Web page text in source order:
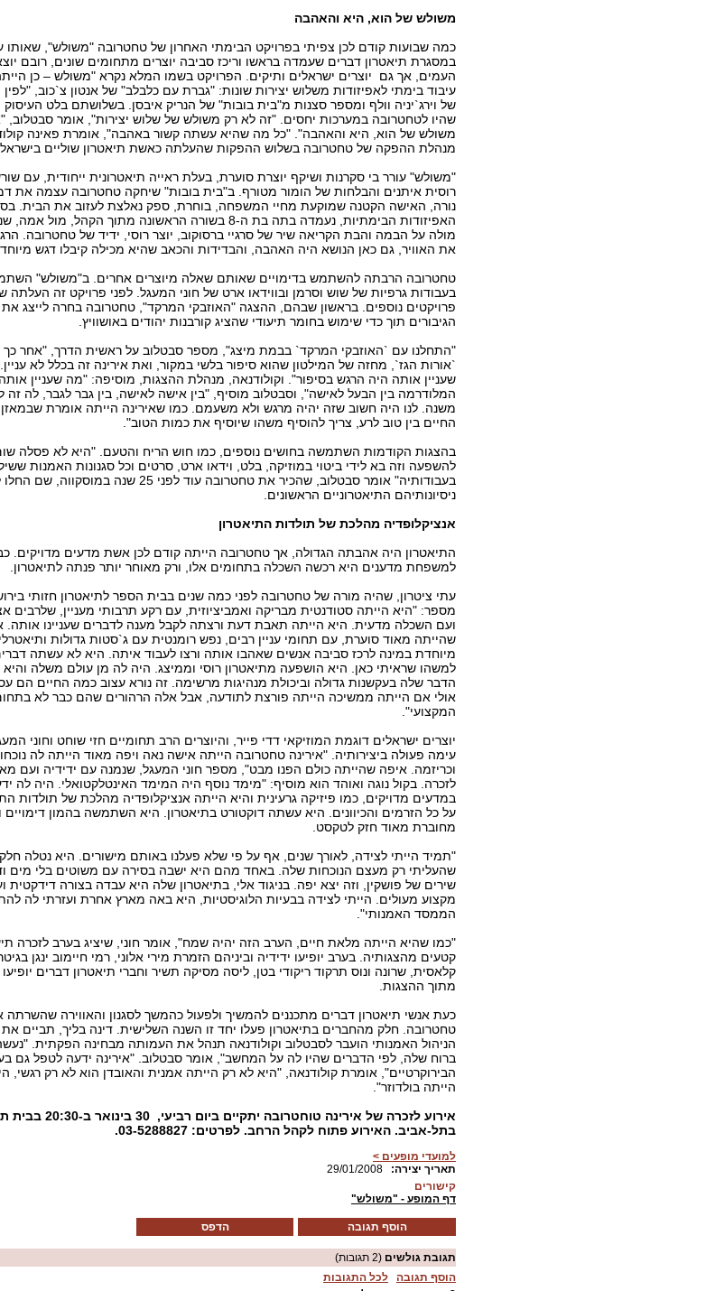
משולש של הוא, היא והאהבה
כמה שבועות קודם לכן צפיתי בפרויקט הבימתי האחרון של טחטרובה "משולש",
במסגרת תיאטרון דברים שעמדה בראשו וריכז סביבה יוצרים מתחומים שונים, רובם
העמים, אך גם יוצרים ישראלים ותיקים. הפרויקט בשמו המלא נקרא "משולש – כן
עיבוד בימתי לאפיזודות משלוש יצירות שונות: "גברת עם כלבלב" של אנטון צ`כוב, "לפין
של וירג`יניה וולף ומספר סצנות מ"בית בובות" של הנריק איבסן. בשלושתם בלט העיסוק
שהיו לטחטרובה במערכות יחסים. "זה לא רק משולש של שלוש יצירות", אומר סבטלוב,
משולש של הוא, היא והאהבה". "כל מה שהיא עשתה קשור באהבה", אומרת פאינה
מנהלת ההפקה של טחטרובה בשלוש ההפקות שהעלתה כאשת תיאטרון שוליים בישראל.
"משולש" עורר בי סקרנות ושיקף יוצרת סוערת, בעלת ראייה תיאטרונית ייחודית, עם
רוסית איתנים והבלחות של הומור מטורף. ב"בית בובות" שיחקה טחטרובה עצמה את
נורה, האישה הקטנה שמוקעת מחיי המשפחה, בוחרת, ספק נאלצת לעזוב את הבית.
האפיזודות הבימתיות, נעמדה בתה בת ה-8 בשורה הראשונה מתוך הקהל, מול
מולה על הבמה והבת הקריאה שיר של סרגיי ברסוקוב, יוצר רוסי, ידיד של טחטרובה.
את האוויר, גם כאן הנושא היה האהבה, והבדידות והכאב שהיא מכילה קיבלו דגש מיוחד.
טחטרובה הרבתה להשתמש בדימויים שאותם שאלה מיוצרים אחרים. ב"משולש"
בעבודות גרפיות של שוש וסרמן ובווידאו ארט של חוני המעגל. לפני פרויקט זה העלתה
פרויקטים נוספים. בראשון שבהם, ההצגה "האוזבקי המרקד", טחטרובה בחרה לייצג
הגיבורים תוך כדי שימוש בחומר תיעודי שהציג קורבנות יהודים באושוויץ.
"התחלנו עם `האוזבקי המרקד` בבמת מיצג", מספר סבטלוב על ראשית הדרך, "אחר כך
`אורות הגז`, מחזה של המילטון שהוא סיפור בלשי במקור, ואת אירינה זה בכלל לא
שעניין אותה היה הרגש בסיפור". וקולודנאה, מנהלת ההצגות, מוסיפה: "מה שעניין
המלודרמה בין הבעל לאישה", וסבטלוב מוסיף, "בין אישה לאישה, בין גבר לגבר, לה זה
משנה. לנו היה חשוב שזה יהיה מרגש ולא משעמם. כמו שאירינה הייתה אומרת
החיים בין טוב לרע, צריך להוסיף משהו שיוסיף את כמות הטוב".
בהצגות הקודמות השתמשה בחושים נוספים, כמו חוש הריח והטעם. "היא לא פסלה
להשפעה וזה בא לידי ביטוי במוזיקה, בלט, וידאו ארט, סרטים וכל סגנונות האמנות
בעבודותיה" אומר סבטלוב, שהכיר את טחטרובה עוד לפני 25 שנה
ניסיונותיהם התיאטרוניים הראשונים.
אנציקלופדיה מהלכת של תולדות התיאטרון
התיאטרון היה אהבתה הגדולה, אך טחטרובה הייתה קודם לכן אשת מדעים מדויקים.
למשפחת מדענים היא רכשה השכלה בתחומים אלו, ורק מאוחר יותר פנתה לתיאטרון.
עתי ציטרון, שהיה מורה של טחטרובה לפני כמה שנים בבית הספר לתיאטרון חזותי
מספר: "היא הייתה סטודנטית מבריקה ואמביציוזית, עם רקע תרבותי מעניין, שלרבים
ועם השכלה מדעית. היא הייתה תאבת דעת ורצתה לקבל מענה לדברים שעניינו אותה.
שהייתה מאוד סוערת, עם תחומי עניין רבים, נפש רומנטית עם ג`סטות גדולות
מיוחדת במינה לרכז סביבה אנשים שאהבו אותה ורצו לעבוד איתה. היא לא עשתה
למשהו שראיתי כאן. היא הושפעה מתיאטרון רוסי וממיצג. היה לה מן עולם משלה
הדבר שלה בעקשנות גדולה וביכולת מנהיגות מרשימה. זה נורא עצוב כמה החיים הם
אולי אם הייתה ממשיכה הייתה פורצת לתודעה, אבל אלה הרהורים שהם כבר לא
המקצועי".
יוצרים ישראלים דוגמת המוזיקאי דדי פייר, והיוצרים הרב תחומיים חזי שוחט וחוני
עימה פעולה ביצירותיה. "אירינה טחטרובה הייתה אישה נאה ויפה מאוד הייתה לה
וכריזמה. איפה שהייתה כולם הפנו מבט", מספר חוני המעגל, שנמנה עם ידידיה ועם
לזכרה. בקול נוגה ואוהד הוא מוסיף: "מימד נוסף היה המימד האינטלקטואלי. היה לה
במדעים מדויקים, כמו פיזיקה גרעינית והיא הייתה אנציקלופדיה מהלכת של תולדות
על כל הזרמים והכיוונים. היא עשתה דוקטורט בתיאטרון. היא השתמשה בהמון דימויים
מחוברת מאוד חזק לטקסט.
"תמיד הייתי לצידה, לאורך שנים, אף על פי שלא פעלנו באותם מישורים. היא נטלה
שהעליתי רק מעצם הנוכחות שלה. באחד מהם היא ישבה בסירה עם משוטים בלי מים
שירים של פושקין, וזה יצא יפה. בניגוד אלי, בתיאטרון שלה היא עבדה בצורה דידקטית
מקצוע מעולים. הייתי לצידה בבעיות הלוגיסטיות, היא באה מארץ אחרת ועזרתי לה
הממסד האמנותי".
"כמו שהיא הייתה מלאת חיים, הערב הזה יהיה שמח", אומר חוני, שיציג בערב לזכרה
קטעים מהצגותיה. בערב יופיעו ידידיה וביניהם הזמרת מירי אלוני, רמי חיימוב ינגן
קלאסית, שרונה ונוס תרקוד ריקודי בטן, ליסה מסיקה תשיר וחברי תיאטרון דברים
מתוך ההצגות.
כעת אנשי תיאטרון דברים מתכננים להמשיך ולפעול כהמשך לסגנון והאווירה שהשרתה
טחטרובה. חלק מהחברים בתיאטרון פעלו יחד זו השנה השלישית. דינה בליך, תביים את
הניהול האמנותי הועבר לסבטלוב וקולודנאה תנהל את העמותה מבחינה הפקתית.
ברוח שלה, לפי הדברים שהיו לה על המחשב", אומר סבטלוב. "אירינה ידעה לטפל גם
הבירוקרטיים", אומרת קולודנאה, "היא לא רק הייתה אמנית והאובדן הוא לא רק רגשי,
הייתה בולדוזר".
אירוע לזכרה של אירינה טוחטרובה יתקיים ביום רביעי, 30
בתל-אביב. האירוע פתוח לקהל הרחב. לפרטים: 03-5288827.
למועדי מופעים >
29/01/2008
:תאריך יצירה
קישורים
דף המופע - "משולש"
הדפס הוסף תגובה
תגובת גולשים (2 תגובות)
הוסף תגובה
לכל התגובות